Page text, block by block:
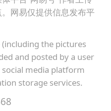
网易仅提供信息发布平
the pictures
and posted by a user
social media platform
storage services.